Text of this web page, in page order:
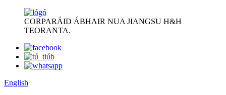
CORPARÁID ÁBHAIR NUA JIANGSU H&H
TEORANTA.
English